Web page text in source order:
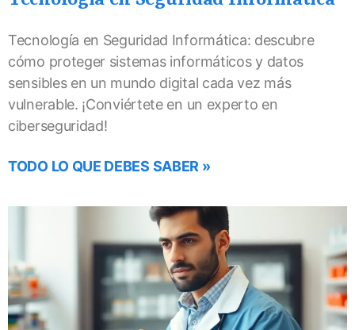
Tecnología en Seguridad Informática: descubre
cómo proteger sistemas informáticos y datos
sensibles en un mundo digital cada vez más
vulnerable. ¡Conviértete en un experto en
ciberseguridad!
TODO LO QUE DEBES SABER »